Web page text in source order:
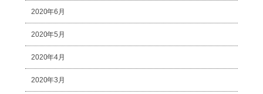
2020年6月
2020年5月
2020年4月
2020年3月